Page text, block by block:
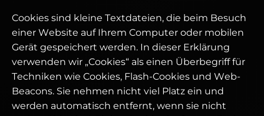
Cookies sind kleine Textdateien, die beim Besuch
einer Website auf Ihrem Computer oder mobilen
Gerät gespeichert werden. In dieser Erklärung
verwenden wir „Cookies“ als einen Überbegriff für
Techniken wie Cookies, Flash-Cookies und Web-
Beacons. Sie nehmen nicht viel Platz ein und
werden automatisch entfernt, wenn sie nicht